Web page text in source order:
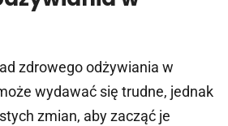
zdrowego odżywiania w
wydawać się trudne, jednak
zmian, aby zacząć je